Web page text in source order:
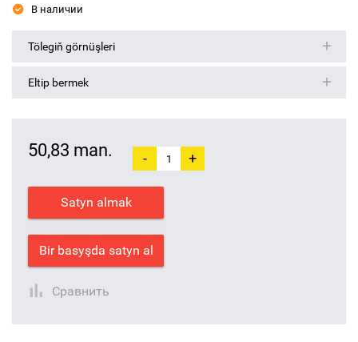
В наличии
Tölegiň görnüşleri
Eltip bermek
50,83 man. - +
Satyn almak
Bir basyşda satyn al
Сравнить